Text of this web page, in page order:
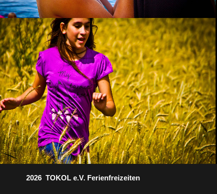
2026 TOKOL e.V. Ferienfreizeiten